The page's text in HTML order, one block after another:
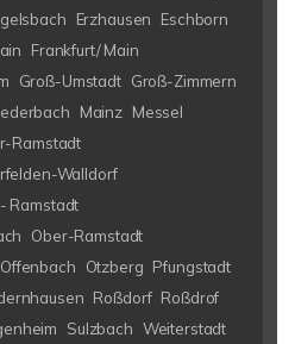
Erzhausen
Eschborn
Frankfurt/ Main
Groß-Umstadt Groß-Zimmern
Mainz Messel
Ramstadt
Walldorf
Ramstadt
Ober-Ramstadt
Offenbach Otzberg Pfungstadt
Roßdorf Roßdrof
Sulzbach Weiterstadt